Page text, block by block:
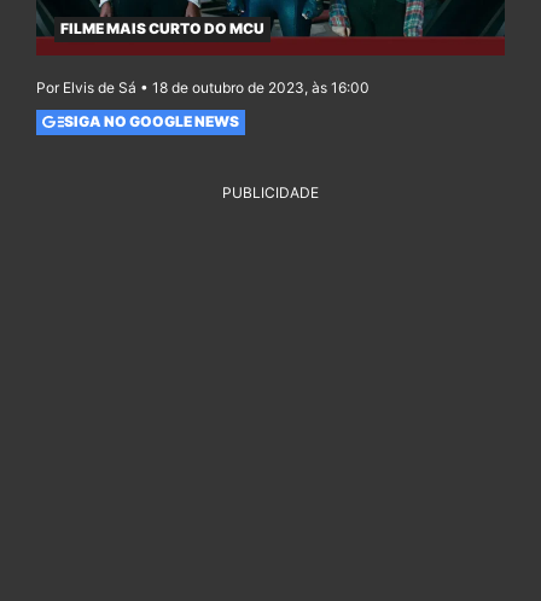
FILME MAIS CURTO DO MCU
Por Elvis de Sá • 18 de outubro de 2023, às 16:00
SIGA NO GOOGLE NEWS
PUBLICIDADE